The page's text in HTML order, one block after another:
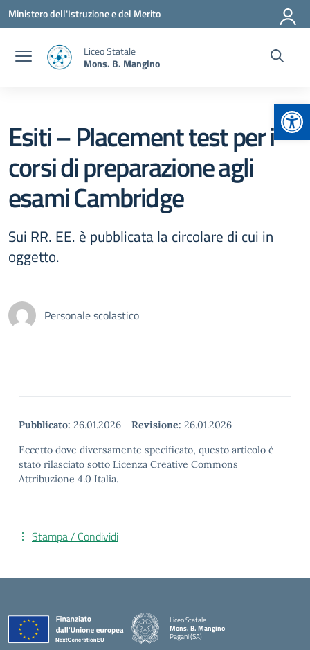
Vai ai contenuti
Vai al menu di navigazione
Vai al footer
Ministero dell'Istruzione e del Merito
Liceo Statale
Mons. B. Mangino
Esiti – Placement test per i
corsi di preparazione agli
esami Cambridge
Sui RR. EE. è pubblicata la circolare di cui in
oggetto.
Personale scolastico
Pubblicato: 26.01.2026 - Revisione: 26.01.2026
Eccetto dove diversamente specificato, questo articolo è
stato rilasciato sotto Licenza Creative Commons
Attribuzione 4.0 Italia.
Stampa / Condividi
Liceo Statale
Mons. B. Mangino
Pagani (SA)
— Visita la pagina iniziale della scuola